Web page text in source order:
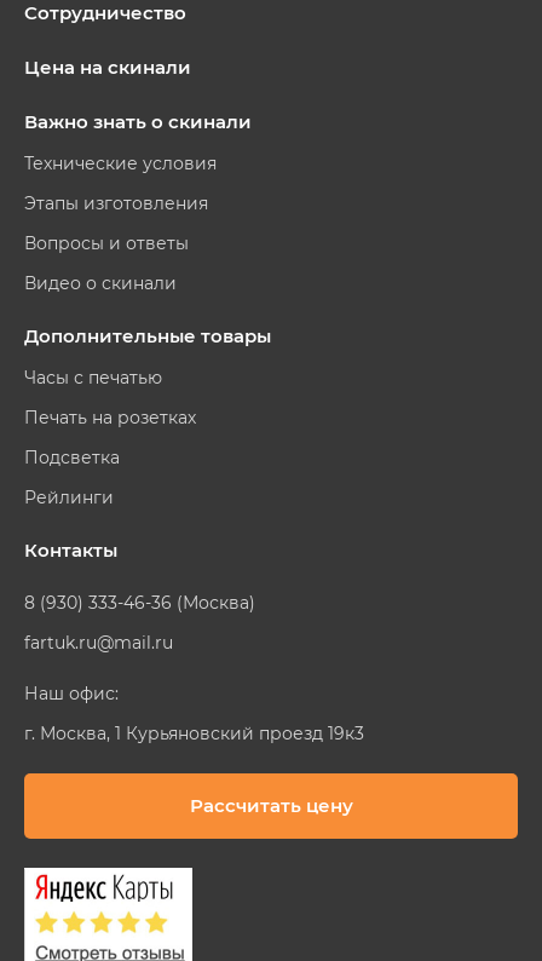
Сотрудничество
Цена на скинали
Важно знать о скинали
Технические условия
Этапы изготовления
Вопросы и ответы
Видео о скинали
Дополнительные товары
Часы с печатью
Печать на розетках
Подсветка
Рейлинги
Контакты
8 (930) 333-46-36 (Москва)
fartuk.ru@mail.ru
Наш офис:
г. Москва, 1 Курьяновский проезд 19к3
Рассчитать цену